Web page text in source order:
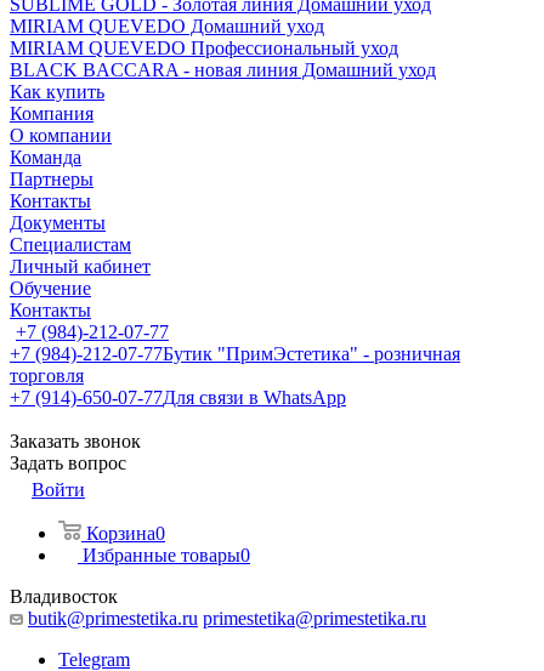
SUBLIME GOLD - Золотая линия Домашний уход
MIRIAM QUEVEDO Домашний уход
MIRIAM QUEVEDO Профессиональный уход
BLACK BACCARA - новая линия Домашний уход
Как купить
Компания
О компании
Команда
Партнеры
Контакты
Документы
Специалистам
Личный кабинет
Обучение
Контакты
+7 (984)-212-07-77
+7 (984)-212-07-77Бутик "ПримЭстетика" - розничная
торговля
+7 (914)-650-07-77Для связи в WhatsApp
Заказать звонок
Задать вопрос
Войти
Корзина0
Избранные товары0
Владивосток
butik@primestetika.ru primestetika@primestetika.ru
Telegram